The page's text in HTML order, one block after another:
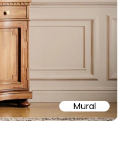
Mural